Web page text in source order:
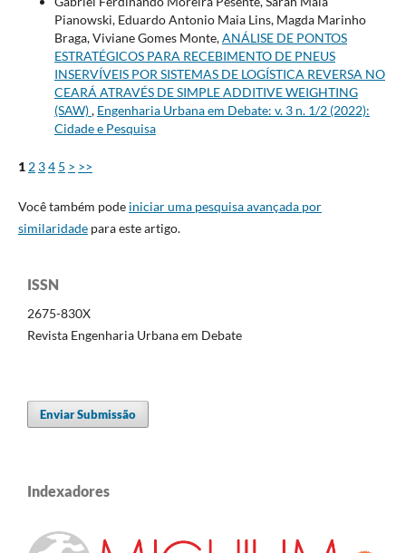
Pianowski, Eduardo Antonio Maia Lins, Magda Marinho
Braga, Viviane Gomes Monte,ANÁLISE DE PONTOS
ESTRATÉGICOS PARA RECEBIMENTO DE PNEUS
INSERVÍVEIS POR SISTEMAS DE LOGÍSTICA REVERSA NO
CEARÁ ATRAVÉS DE SIMPLE ADDITIVE WEIGHTING
(SAW), Engenharia Urbana em Debate: v. 3 n. 1/2 (2022):
Cidade e Pesquisa
1 2 34 5 > >>
Você também pode iniciar uma pesquisa avançada por
similaridadepara este artigo.
ISSN
2675-830X
Revista Engenharia Urbana em Debate
Enviar Submissão
Indexadores